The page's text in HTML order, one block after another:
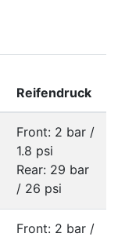
Reifendruck
Front: 2 bar /
1.8 psi
Rear: 29 bar
/ 26 psi
Front: 2 bar /